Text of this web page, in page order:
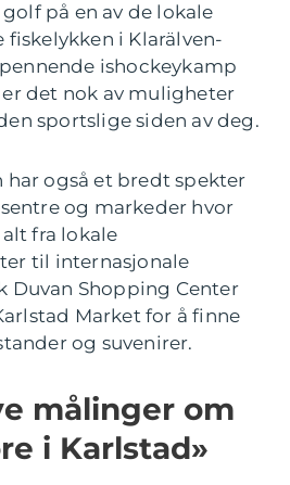
på en av de lokale
i Klarälven-
ishockeykamp
det nok av muligheter
sportslige siden av deg.
har også et bredt spekter
og markeder hvor
fra lokale
til internasjonale
Duvan Shopping Center
Market for å finne
og suvenirer.
målinger om
i Karlstad»